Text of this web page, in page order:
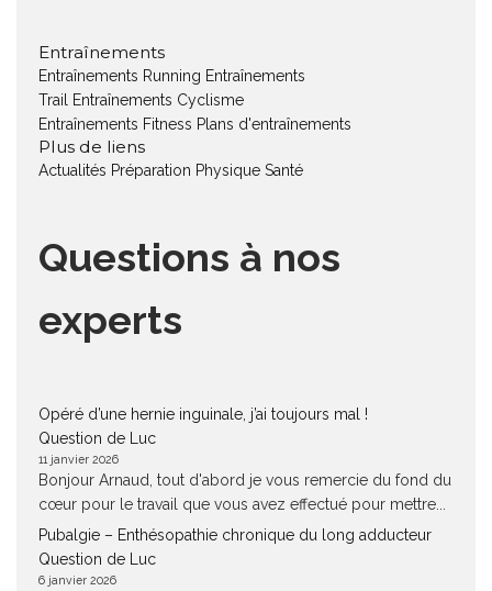
Entraînements
Entraînements Running Entraînements
Trail
Entraînements Cyclisme
Entraînements Fitness Plans d'entraînements
Plus de liens
Actualités Préparation Physique Santé
Questions à nos
experts
Opéré d’une hernie inguinale, j’ai toujours mal !
Question de Luc
11 janvier 2026
Bonjour Arnaud, tout d'abord je vous remercie du fond du
cœur pour le travail que vous avez effectué pour mettre...
Pubalgie – Enthésopathie chronique du long adducteur
Question de Luc
6 janvier 2026